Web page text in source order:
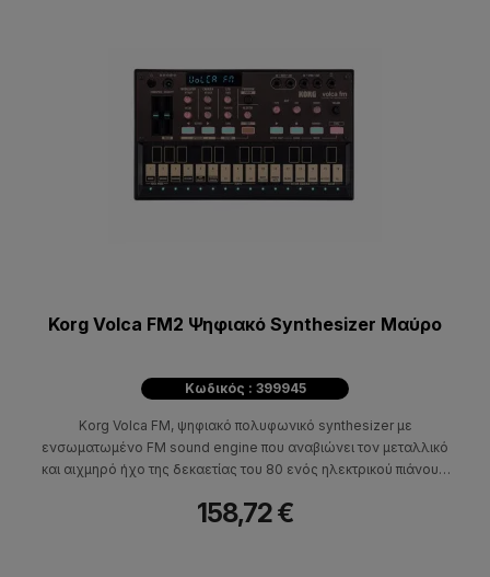
Korg Volca FM2 Ψηφιακό Synthesizer Μαύρο
Κωδικός : 399945
Korg Volca FM, ψηφιακό πολυφωνικό synthesizer με
ενσωματωμένο FM sound engine που αναβιώνει τον μεταλλικό
και αιχμηρό ήχο της δεκαετίας του 80 ενός ηλεκτρικού πιάνου ή
158,72 €